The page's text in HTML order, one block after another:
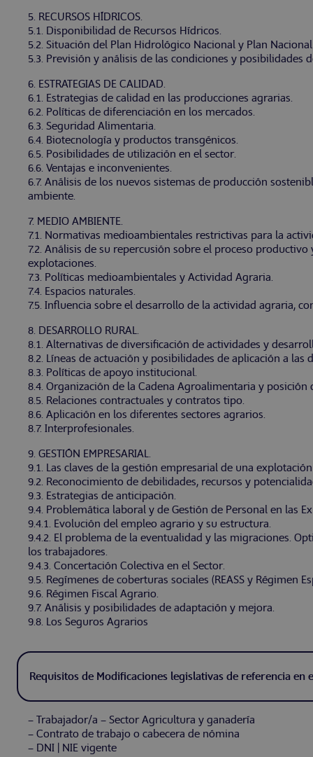
5. RECURSOS HÍDRICOS.
5.1. Disponibilidad de Recursos Hídricos.
5.2. Situación del Plan Hidrológico Nacional y Plan
5.3. Previsión y análisis de las condiciones y posibilidades
6. ESTRATEGIAS DE CALIDAD.
6.1. Estrategias de calidad en las producciones agrarias.
6.2. Políticas de diferenciación en los mercados.
6.3. Seguridad Alimentaria.
6.4. Biotecnología y productos transgénicos.
6.5. Posibilidades de utilización en el sector.
6.6. Ventajas e inconvenientes.
6.7. Análisis de los nuevos sistemas de producción
ambiente.
7. MEDIO AMBIENTE.
7.1. Normativas medioambientales restrictivas para la
7.2. Análisis de su repercusión sobre el proceso
explotaciones.
7.3. Políticas medioambientales y Actividad Agraria.
7.4. Espacios naturales.
7.5. Influencia sobre el desarrollo de la actividad agraria,
8. DESARROLLO RURAL.
8.1. Alternativas de diversificación de actividades y
8.2. Líneas de actuación y posibilidades de aplicación a las
8.3. Políticas de apoyo institucional.
8.4. Organización de la Cadena Agroalimentaria y
8.5. Relaciones contractuales y contratos tipo.
8.6. Aplicación en los diferentes sectores agrarios.
8.7. Interprofesionales.
9. GESTIÓN EMPRESARIAL.
9.1. Las claves de la gestión empresarial de una
9.2. Reconocimiento de debilidades, recursos y
9.3. Estrategias de anticipación.
9.4. Problemática laboral y de Gestión de Personal en las
9.4.1. Evolución del empleo agrario y su estructura.
9.4.2. El problema de la eventualidad y las migraciones.
los trabajadores.
9.4.3. Concertación Colectiva en el Sector.
9.5. Regímenes de coberturas sociales (REASS y Régimen
9.6. Régimen Fiscal Agrario.
9.7. Análisis y posibilidades de adaptación y mejora.
9.8. Los Seguros Agrarios
Requisitos de Modificaciones legislativas de referencia en
– Trabajador/a – Sector Agricultura y ganadería
– Contrato de trabajo o cabecera de nómina
– DNI | NIE vigente